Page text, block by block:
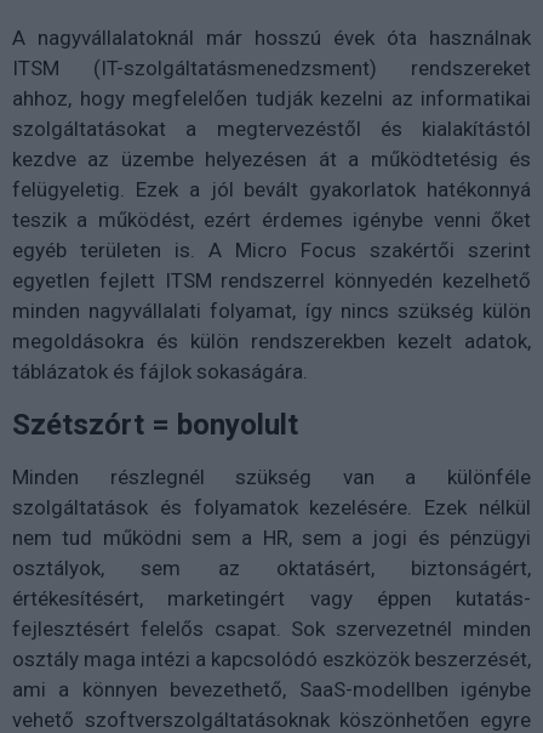
A nagyvállalatoknál már hosszú évek óta használnak
ITSM (IT-szolgáltatásmenedzsment) rendszereket
ahhoz, hogy megfelelően tudják kezelni az informatikai
szolgáltatásokat a megtervezéstől és kialakítástól
kezdve az üzembe helyezésen át a működtetésig és
felügyeletig. Ezek a jól bevált gyakorlatok hatékonnyá
teszik a működést, ezért érdemes igénybe venni őket
egyéb területen is. A Micro Focus szakértői szerint
egyetlen fejlett ITSM rendszerrel könnyedén kezelhető
minden nagyvállalati folyamat, így nincs szükség külön
megoldásokra és külön rendszerekben kezelt adatok,
táblázatok és fájlok sokaságára.
Szétszórt = bonyolult
Minden részlegnél szükség van a különféle
szolgáltatások és folyamatok kezelésére. Ezek nélkül
nem tud működni sem a HR, sem a jogi és pénzügyi
osztályok, sem az oktatásért, biztonságért,
értékesítésért, marketingért vagy éppen kutatás-
fejlesztésért felelős csapat. Sok szervezetnél minden
osztály maga intézi a kapcsolódó eszközök beszerzését,
ami a könnyen bevezethető, SaaS-modellben igénybe
vehető szoftverszolgáltatásoknak köszönhetően egyre